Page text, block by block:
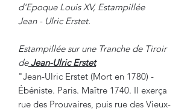
d'Epoque Louis XV, Estampillée
Jean - Ulric Erstet.
Estampillée sur une Tranche de Tiroir
deJean-Ulric Erstet
"Jean-Ulric Erstet (Mort en 1780) -
Ébéniste. Paris. Maître 1740. Il exerça
rue des Prouvaires, puis rue des Vieux-